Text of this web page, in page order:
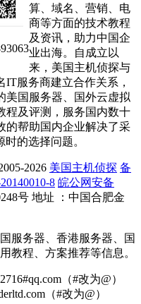
算、域名、营销、电
商等方面的技术教程
及资讯，助力中国企
业出海。自成立以
来，美国主机侦探与
IT服务商建立合作关系，
美国服务器、国外云虚拟
程及评测，服务国内数十
的帮助国内企业解决了采
的选择问题。
2026 美国主机侦探 备
8 皖公网安备
号 地址 ：中国合肥金
服务器、香港服务器、国
教程、方案推荐等信息。
（#改为@）
（#改为@）